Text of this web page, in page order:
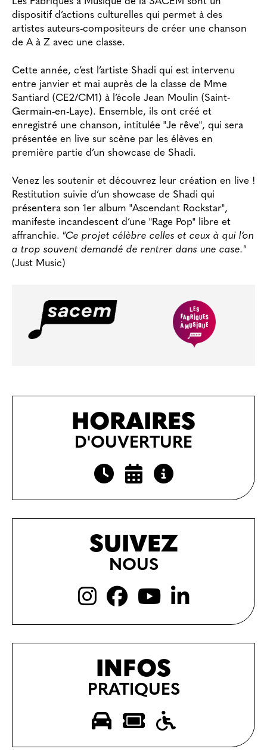
dispositif d’actions culturelles qui permet à des
artistes auteurs-compositeurs de créer une chanson
de A à Z avec une classe.
Cette année, c’est l’artiste Shadi qui est intervenu
entre janvier et mai auprès de la classe de Mme
Santiard (CE2/CM1) à l’école Jean Moulin (Saint-
Germain-en-Laye). Ensemble, ils ont créé et
enregistré une chanson, intitulée "Je rêve", qui sera
présentée en live sur scène par les élèves en
première partie d’un showcase de Shadi.
Venez les soutenir et découvrez leur création en live !
Restitution suivie d’un showcase de Shadi qui
présentera son 1er album "Ascendant Rockstar",
manifeste incandescent d’une "Rage Pop" libre et
affranchie. "Ce projet célèbre celles et ceux à qui l’on
a trop souvent demandé de rentrer dans une case."
(Just Music)
HORAIRES
D'OUVERTURE
SUIVEZ
NOUS
INFOS
PRATIQUES